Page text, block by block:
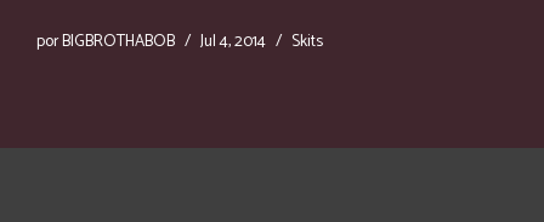
porBIGBROTHABOB Jul 4, 2014 Skits